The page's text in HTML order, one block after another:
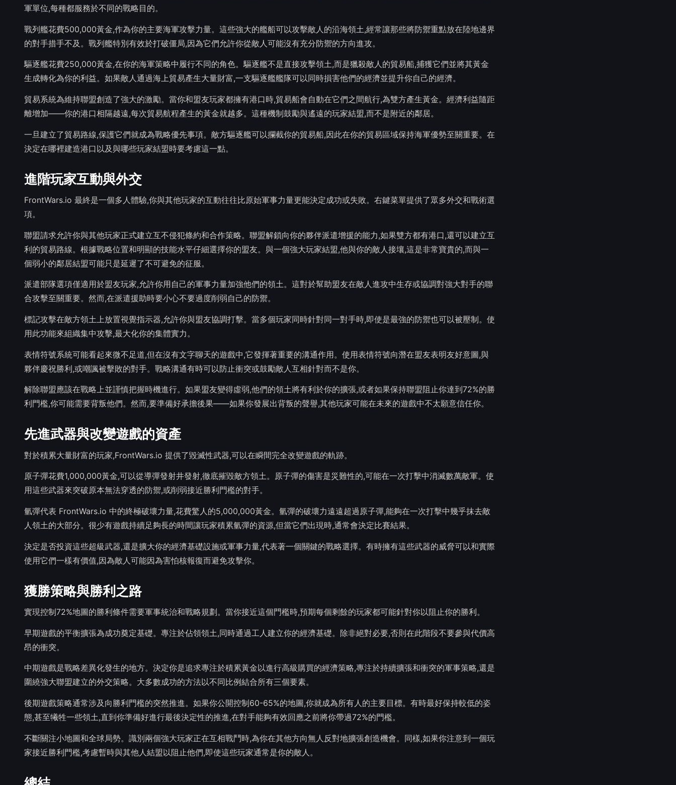
軍單位,每種都服務於不同的戰略目的。
戰列艦花費500,000黃金,作為你的主要海軍攻擊力量。這些強大的艦船可以攻擊敵人的沿海領土,經常讓那些將防禦重點放在陸地邊界
的對手措手不及。戰列艦特別有效於打破僵局,因為它們允許你從敵人可能沒有充分防禦的方向進攻。
驅逐艦花費250,000黃金,在你的海軍策略中履行不同的角色。驅逐艦不是直接攻擊領土,而是獵殺敵人的貿易船,捕獲它們並將其黃金
生成轉化為你的利益。如果敵人通過海上貿易產生大量財富,一支驅逐艦艦隊可以同時損害他們的經濟並提升你自己的經濟。
貿易系統為維持聯盟創造了強大的激勵。當你和盟友玩家都擁有港口時,貿易船會自動在它們之間航行,為雙方產生黃金。經濟利益隨距
離增加——你的港口相隔越遠,每次貿易航程產生的黃金就越多。這種機制鼓勵與遙遠的玩家結盟,而不是附近的鄰居。
一旦建立了貿易路線,保護它們就成為戰略優先事項。敵方驅逐艦可以攔截你的貿易船,因此在你的貿易區域保持海軍優勢至關重要。在
決定在哪裡建造港口以及與哪些玩家結盟時要考慮這一點。
進階玩家互動與外交
FrontWars.io 最終是一個多人體驗,你與其他玩家的互動往往比原始軍事力量更能決定成功或失敗。右鍵菜單提供了眾多外交和戰術選
項。
聯盟請求允許你與其他玩家正式建立互不侵犯條約和合作策略。聯盟解鎖向你的夥伴派遣增援的能力,如果雙方都有港口,還可以建立互
利的貿易路線。根據戰略位置和明顯的技能水平仔細選擇你的盟友。與一個強大玩家結盟,他與你的敵人接壤,這是非常寶貴的,而與一
個弱小的鄰居結盟可能只是延遲了不可避免的征服。
派遣部隊選項僅適用於盟友玩家,允許你用自己的軍事力量加強他們的領土。這對於幫助盟友在敵人進攻中生存或協調對強大對手的聯
合攻擊至關重要。然而,在派遣援助時要小心不要過度削弱自己的防禦。
標記攻擊在敵方領土上放置視覺指示器,允許你與盟友協調打擊。當多個玩家同時針對同一對手時,即使是最強的防禦也可以被壓制。使
用此功能來組織集中攻擊,最大化你的集體實力。
表情符號系統可能看起來微不足道,但在沒有文字聊天的遊戲中,它發揮著重要的溝通作用。使用表情符號向潛在盟友表明友好意圖,與
夥伴慶祝勝利,或嘲諷被擊敗的對手。戰略溝通有時可以防止衝突或鼓勵敵人互相針對而不是你。
解除聯盟應該在戰略上並謹慎把握時機進行。如果盟友變得虛弱,他們的領土將有利於你的擴張,或者如果保持聯盟阻止你達到72%的勝
利門檻,你可能需要背叛他們。然而,要準備好承擔後果——如果你發展出背叛的聲譽,其他玩家可能在未來的遊戲中不太願意信任你。
先進武器與改變遊戲的資產
對於積累大量財富的玩家,FrontWars.io 提供了毀滅性武器,可以在瞬間完全改變遊戲的軌跡。
原子彈花費1,000,000黃金,可以從導彈發射井發射,徹底摧毀敵方領土。原子彈的傷害是災難性的,可能在一次打擊中消滅數萬敵軍。使
用這些武器來突破原本無法穿透的防禦,或削弱接近勝利門檻的對手。
氫彈代表 FrontWars.io 中的終極破壞力量,花費驚人的5,000,000黃金。氫彈的破壞力遠遠超過原子彈,能夠在一次打擊中幾乎抹去敵
人領土的大部分。很少有遊戲持續足夠長的時間讓玩家積累氫彈的資源,但當它們出現時,通常會決定比賽結果。
決定是否投資這些超級武器,還是擴大你的經濟基礎設施或軍事力量,代表著一個關鍵的戰略選擇。有時擁有這些武器的威脅可以和實際
使用它們一樣有價值,因為敵人可能因為害怕核報復而避免攻擊你。
獲勝策略與勝利之路
實現控制72%地圖的勝利條件需要軍事統治和戰略規劃。當你接近這個門檻時,預期每個剩餘的玩家都可能針對你以阻止你的勝利。
早期遊戲的平衡擴張為成功奠定基礎。專注於佔領領土,同時通過工人建立你的經濟基礎。除非絕對必要,否則在此階段不要參與代價高
昂的衝突。
中期遊戲是戰略差異化發生的地方。決定你是追求專注於積累黃金以進行高級購買的經濟策略,專注於持續擴張和衝突的軍事策略,還是
圍繞強大聯盟建立的外交策略。大多數成功的方法以不同比例結合所有三個要素。
後期遊戲策略通常涉及向勝利門檻的突然推進。如果你公開控制60-65%的地圖,你就成為所有人的主要目標。有時最好保持較低的姿
態,甚至犧牲一些領土,直到你準備好進行最後決定性的推進,在對手能夠有效回應之前將你帶過72%的門檻。
不斷關注小地圖和全球局勢。識別兩個強大玩家正在互相戰鬥時,為你在其他方向無人反對地擴張創造機會。同樣,如果你注意到一個玩
家接近勝利門檻,考慮暫時與其他人結盟以阻止他們,即使這些玩家通常是你的敵人。